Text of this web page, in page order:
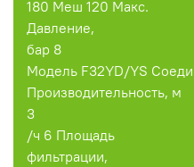
180 Меш 120 Макс.
Давление,
бар 8
Модель F32YD/YS
Производительность, м
3
/ч 6 Площадь
фильтрации,